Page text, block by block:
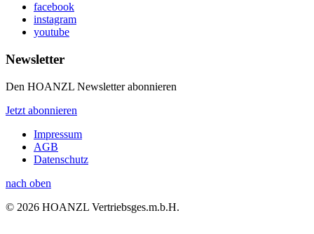
facebook
instagram
youtube
Newsletter
Den HOANZL Newsletter abonnieren
Jetzt abonnieren
Impressum
AGB
Datenschutz
nach oben
© 2026 HOANZL Vertriebsges.m.b.H.